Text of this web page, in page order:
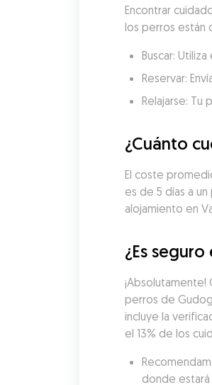
Encontrar
los perros están
Buscar:
Reservar:
Relajarse: Tu
¿Cuánto
El coste
es de 5 días a
alojamiento en
¿Es
perros de
incluye la
el 13% de los
donde estará